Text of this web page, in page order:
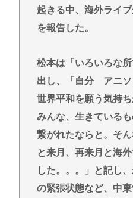
消耗させるとか予想以
【衝撃】ジャンポケ斉
しなかった」←コレっ
日産e-power、無給油
達成、無駄な発電や送
【熱波】ドイツ、暑す
この映画は観なくてい
近場で「天の川」見れ
Powered by livedoor 相互
起きる中、海外ライ
を報告した。
松本は「いろいろな
出し、「自分 アニソ
世界平和を願う気持
みんな、生きている
繋がれたならと。そ
と来月、再来月と海
した。。。」と記し
の緊張状態など、中